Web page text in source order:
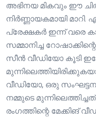
അഭിനയ മികവും ഈ
നിർണ്ണായകമായി
പ്രേക്ഷകർ ഇന്ന് വരെ
സമ്മാനിച്ച
സീൻ വീഡിയോ കൂടി
വീഡിയോ, ഒരു
നമ്മുടെ
രംഗത്തിന്റെ